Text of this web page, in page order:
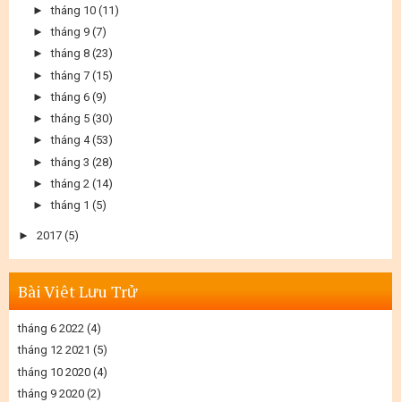
►tháng 10 (11)
►tháng 9 (7)
►tháng 8 (23)
►tháng 7 (15)
►tháng 6 (9)
►tháng 5 (30)
►tháng 4 (53)
►tháng 3 (28)
►tháng 2 (14)
►tháng 1 (5)
► 2017 (5)
Bài Viêt Lưu Trử
tháng 6 2022 (4)
tháng 12 2021 (5)
tháng 10 2020 (4)
tháng 9 2020 (2)